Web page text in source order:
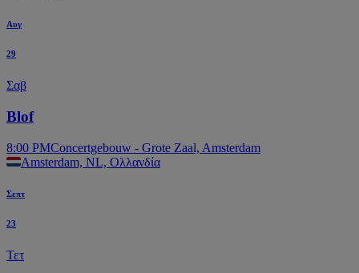
Αυγ
29
Σαβ
Blof
8:00 PMConcertgebouw - Grote Zaal, Amsterdam
Amsterdam, NL, Ολλανδία
Σεπτ
23
Τετ